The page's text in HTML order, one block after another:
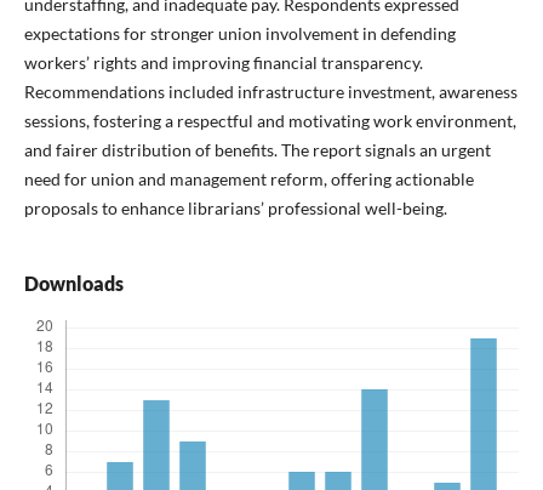
understaffing, and inadequate pay. Respondents expressed
expectations for stronger union involvement in defending
workers’ rights and improving financial transparency.
Recommendations included infrastructure investment, awareness
sessions, fostering a respectful and motivating work environment,
and fairer distribution of benefits. The report signals an urgent
need for union and management reform, offering actionable
proposals to enhance librarians’ professional well-being.
Downloads